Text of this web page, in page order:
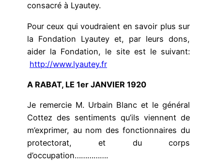
consacré à Lyautey.
Pour ceux qui voudraient en savoir plus sur
la Fondation Lyautey et, par leurs dons,
aider la Fondation, le site est le suivant:
http://www.lyautey.fr
A RABAT, LE 1er JANVIER 1920
Je remercie M. Urbain Blanc et le général
Cottez des sentiments qu’ils viennent de
m’exprimer, au nom des fonctionnaires du
protectorat, et du corps
d’occupation…………….